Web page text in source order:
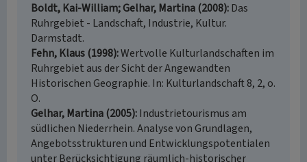
Boldt, Kai-William; Gelhar, Martina (2008) Das
Ruhrgebiet - Landschaft, Industrie, Kultur.
Darmstadt.
Fehn, Klaus (1998) Wertvolle Kulturlandschaften im
Ruhrgebiet aus der Sicht der Angewandten
Historischen Geographie. In: Kulturlandschaft 8, 2, o.
O.
Gelhar, Martina (2005) Industrietourismus am
südlichen Niederrhein. Analyse von Grundlagen,
Angebotsstrukturen und Entwicklungspotentialen
unter Berücksichtigung räumlich-historischer